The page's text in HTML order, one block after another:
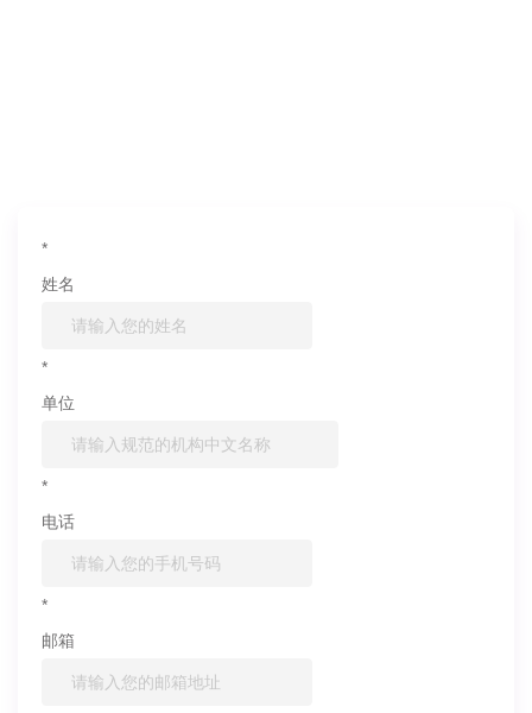
*
姓名
*
单位
*
电话
*
邮箱